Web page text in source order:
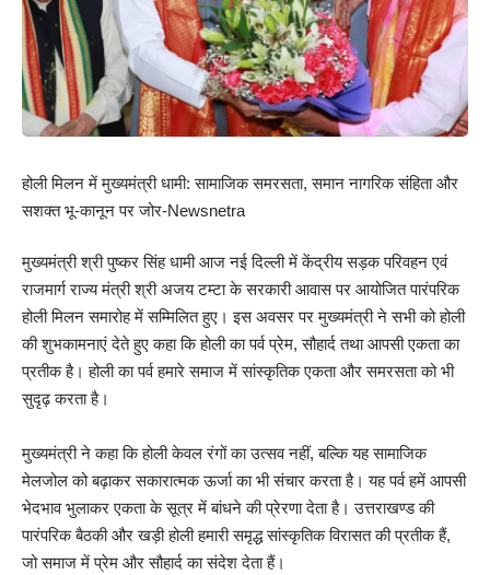
होली मिलन में मुख्यमंत्री धामी: सामाजिक समरसता, समान नागरिक संहिता और
सशक्त भू-कानून पर जोर-Newsnetra
मुख्यमंत्री श्री पुष्कर सिंह धामी आज नई दिल्ली में केंद्रीय सड़क परिवहन एवं
राजमार्ग राज्य मंत्री श्री अजय टम्टा के सरकारी आवास पर आयोजित पारंपरिक
होली मिलन समारोह में सम्मिलित हुए। इस अवसर पर मुख्यमंत्री ने सभी को होली
की शुभकामनाएं देते हुए कहा कि होली का पर्व प्रेम, सौहार्द तथा आपसी एकता का
प्रतीक है। होली का पर्व हमारे समाज में सांस्कृतिक एकता और समरसता को भी
सुदृढ़ करता है।
मुख्यमंत्री ने कहा कि होली केवल रंगों का उत्सव नहीं, बल्कि यह सामाजिक
मेलजोल को बढ़ाकर सकारात्मक ऊर्जा का भी संचार करता है। यह पर्व हमें आपसी
भेदभाव भुलाकर एकता के सूत्र में बांधने की प्रेरणा देता है। उत्तराखण्ड की
पारंपरिक बैठकी और खड़ी होली हमारी समृद्ध सांस्कृतिक विरासत की प्रतीक हैं,
जो समाज में प्रेम और सौहार्द का संदेश देता हैं।